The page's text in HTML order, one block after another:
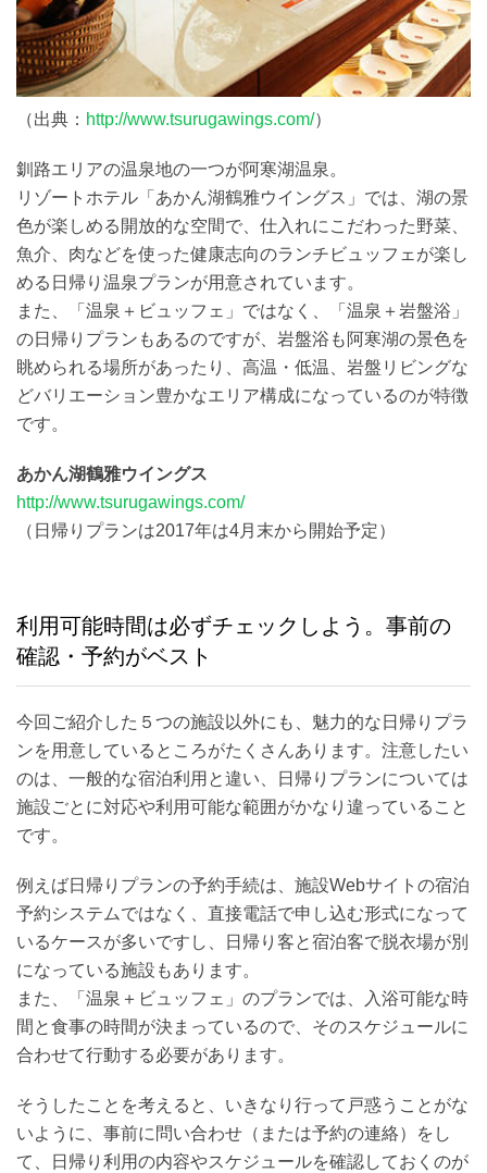
（出典： http://www.tsurugawings.com/）
釧路エリアの温泉地の一つが阿寒湖温泉。
リゾートホテル「あかん湖鶴雅ウイングス」では、湖の景
色が楽しめる開放的な空間で、仕入れにこだわった野菜、
魚介、肉などを使った健康志向のランチビュッフェが楽し
める日帰り温泉プランが用意されています。
また、「温泉＋ビュッフェ」ではなく、「温泉＋岩盤浴」
の日帰りプランもあるのですが、岩盤浴も阿寒湖の景色を
眺められる場所があったり、高温・低温、岩盤リビングな
どバリエーション豊かなエリア構成になっているのが特徴
です。
あかん湖鶴雅ウイングス
http://www.tsurugawings.com/
（日帰りプランは2017年は4月末から開始予定）
利用可能時間は必ずチェックしよう。事前の
確認・予約がベスト
今回ご紹介した５つの施設以外にも、魅力的な日帰りプラ
ンを用意しているところがたくさんあります。注意したい
のは、一般的な宿泊利用と違い、日帰りプランについては
施設ごとに対応や利用可能な範囲がかなり違っていること
です。
例えば日帰りプランの予約手続は、施設Webサイトの宿泊
予約システムではなく、直接電話で申し込む形式になって
いるケースが多いですし、日帰り客と宿泊客で脱衣場が別
になっている施設もあります。
また、「温泉＋ビュッフェ」のプランでは、入浴可能な時
間と食事の時間が決まっているので、そのスケジュールに
合わせて行動する必要があります。
そうしたことを考えると、いきなり行って戸惑うことがな
いように、事前に問い合わせ（または予約の連絡）をし
て、日帰り利用の内容やスケジュールを確認しておくのが